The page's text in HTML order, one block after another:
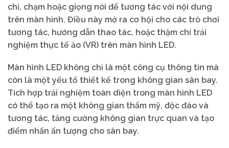
chỉ, chạm hoặc giọng nói để tương tác với nội dung
trên màn hình. Điều này mở ra cơ hội cho các trò chơi
tương tác, hướng dẫn thao tác, hoặc thậm chí trải
nghiệm thực tế ảo (VR) trên màn hình LED.
Màn hình LED không chỉ là một công cụ thông tin mà
còn là một yếu tố thiết kế trong không gian sân bay.
Tích hợp trải nghiệm toàn diện trong màn hình LED
có thể tạo ra một không gian thẩm mỹ, độc đáo và
tương tác, tăng cường không gian trực quan và tạo
điểm nhấn ấn tượng cho sân bay.